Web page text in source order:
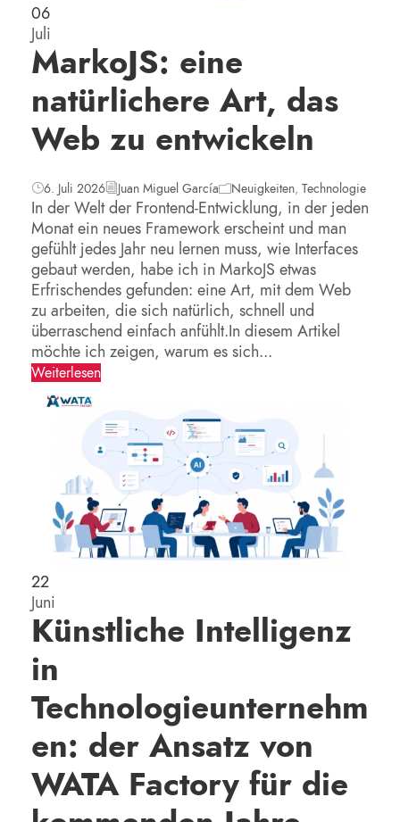
06
Juli
MarkoJS: eine
natürlichere Art, das
Web zu entwickeln
6. Juli 2026 Juan Miguel García Neuigkeiten, Technologie
In der Welt der Frontend-Entwicklung, in der jeden
Monat ein neues Framework erscheint und man
gefühlt jedes Jahr neu lernen muss, wie Interfaces
gebaut werden, habe ich in MarkoJS etwas
Erfrischendes gefunden: eine Art, mit dem Web
zu arbeiten, die sich natürlich, schnell und
überraschend einfach anfühlt.In diesem Artikel
möchte ich zeigen, warum es sich...
Weiterlesen
22
Juni
Künstliche Intelligenz
in
Technologieunternehm
en: der Ansatz von
WATA Factory für die